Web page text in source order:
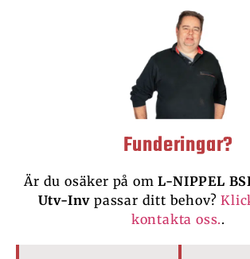
Funderingar?
Är du osäker på om L-NIPPEL
Utv-Inv passar ditt behov?
kontakta oss..